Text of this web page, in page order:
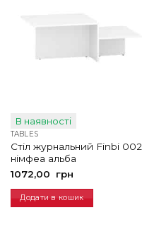
В наявності
TABLES
Стіл журнальний Finbi 002
німфеа альба
1072,00
грн
Додати в кошик